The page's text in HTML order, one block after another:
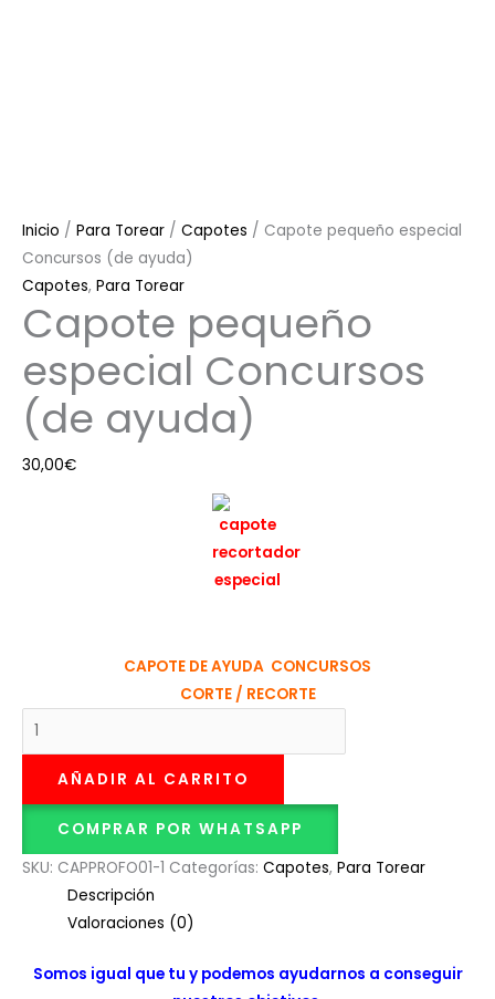
Inicio / Para Torear / Capotes / Capote pequeño especial
Concursos (de ayuda)
Capotes, Para Torear
Capote pequeño
especial Concursos
(de ayuda)
30,00€
CAPOTE DE AYUDA CONCURSOS
CORTE / RECORTE
AÑADIR AL CARRITO
COMPRAR POR WHATSAPP
SKU: CAPPROFO01-1 Categorías: Capotes, Para Torear
Descripción
Valoraciones (0)
Somos igual que tu y podemos ayudarnos a conseguir